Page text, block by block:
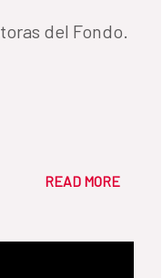
del Fondo.
READ MORE